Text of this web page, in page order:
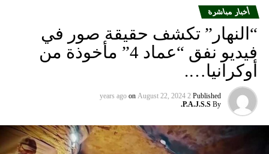
أخبار مباشرة
“النهار” تكشف حقيقة صور في
فيديو نفق “عماد 4” مأخوذة من
أوكرانيا….
Published
2 years ago
on August 22, 2024
By
P.A.J.S.S.